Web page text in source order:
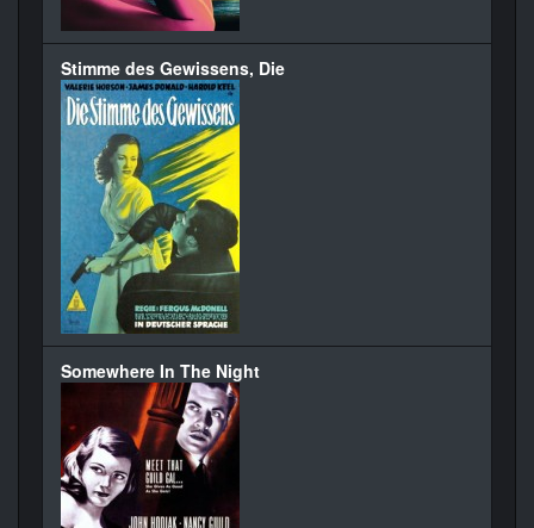
Stimme des Gewissens, Die
Somewhere In The Night